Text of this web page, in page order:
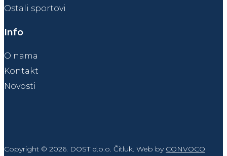
Ostali sportovi
Info
O nama
Kontakt
Novosti
Copyright © 2026. DOST d.o.o. Čitluk. Web by CONVOCO